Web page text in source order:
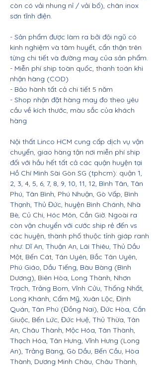
còn có vải nhung nỉ / vải bố), chân inox
sơn tĩnh điện.
- Sản phẩm được làm ra bởi đội ngũ có
kinh nghiệm và tâm huyết, cẩn thận trên
từng chi tiết và đường may của sản phẩm.
- Miễn phí ship toàn quốc, thanh toán khi
nhận hàng (COD)
- Bảo hành tất cả chi tiết 5 năm
- Shop nhận đặt hàng may đo theo yêu
cầu về kích thước, màu sắc của khách
hàng
Nội thất Linco HCM cung cấp dịch vụ vận
chuyển, giao hàng tận nơi miễn phí ship
đối với hầu hết tất cả các quận huyện tại
Hồ Chí Minh Sài Gòn SG (tphcm): quận 1,
2, 3, 4, 5, 6, 7, 8, 9, 10, 11, 12, Bình Tân, Tân
Phú, Tân Bình, Phú Nhuận, Gò Vấp, Bình
Thạnh, Thủ Đức, huyện Bình Chánh, Nhà
Bè, Củ Chi, Hóc Môn, Cần Giờ. Ngoài ra
còn vận chuyển với cước ship rẻ đến vs
các huyện, thành phố thuộc tỉnh giáp ranh
như: Dĩ An, Thuận An, Lái Thiêu, Thủ Dầu
Một, Bến Cát, Tân Uyên, Bắc Tân Uyên,
Phú Giáo, Dầu Tiếng, Bàu Bàng (Bình
Dương), Biên Hòa, Long Thành, Nhơn
Trạch, Trảng Bom, Vĩnh Cửu, Thống Nhất,
Long Khánh, Cẩm Mỹ, Xuân Lộc, Định
Quán, Tân Phú (Đồng Nai), Đức Hòa, Cần
Giuộc, Bến Lức, Đức Huệ, Thủ Thừa, Tân
An, Châu Thành, Mộc Hóa, Tân Thành,
Thạch Hóa, Tân Hưng, Vĩnh Hưng (Long
An), Trảng Bàng, Gò Dầu, Bến Cầu, Hòa
Thành, Dương Minh Châu, Châu Thành,